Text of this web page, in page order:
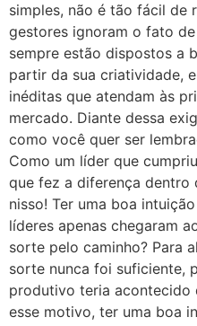
simples, não é tão fácil de
gestores ignoram o fato
sempre estão dispostos a
partir da sua criatividade,
inéditas que atendam às
mercado. Diante dessa
como você quer ser
Como um líder que
que fez a diferença dentro
nisso! Ter uma boa
líderes apenas chegaram
sorte pelo caminho? Para
sorte nunca foi suficiente,
produtivo teria acontecido
esse motivo, ter uma boa